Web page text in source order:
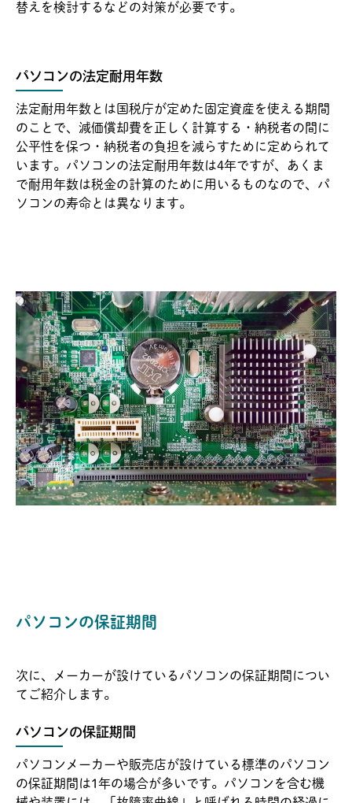
替えを検討するなどの対策が必要です。
パソコンの法定耐用年数
法定耐用年数とは国税庁が定めた固定資産を使える期間
のことで、減価償却費を正しく計算する・納税者の間に
公平性を保つ・納税者の負担を減らすために定められて
います。パソコンの法定耐用年数は4年ですが、あくま
で耐用年数は税金の計算のために用いるものなので、パ
ソコンの寿命とは異なります。
パソコンの保証期間
次に、メーカーが設けているパソコンの保証期間につい
てご紹介します。
パソコンの保証期間
パソコンメーカーや販売店が設けている標準のパソコン
の保証期間は1年の場合が多いです。パソコンを含む機